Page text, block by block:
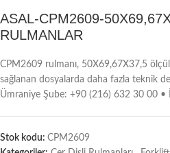
ASAL-CPM2609-
RULMANLAR
CPM2609 rulmanı, 50X69,67X37,5
sağlanan dosyalarda daha fazla teknik
Ümraniye Şube: +90 (216) 632 30 00
Stok kodu: CPM2609